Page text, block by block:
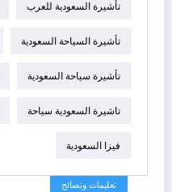
تأشيرة السعودية للعرب
تأشيرة السياحة السعودية
تأشيرة سياحة السعودية
تاشيرة السعودية سياحة
فيزا السعودية
تعليمات ونصائح